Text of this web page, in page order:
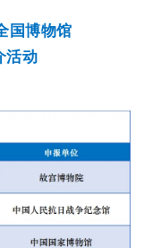
国博物馆
活动